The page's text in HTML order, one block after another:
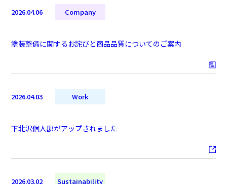
2026.04.06 Company
塗装整備に関するお詫びと商品品質についてのご案内
2026.04.03 Work
下北沢個人邸がアップされました
2026.03.02 Sustainability